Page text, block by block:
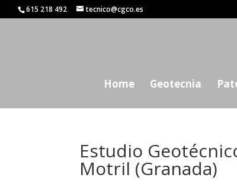
615 218 492 tecnico@cgco.es
Home Geotecnia
Estudio
Motril (Granada)